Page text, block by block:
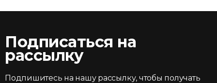
Подписаться на
рассылку
Подпишитесь на нашу рассылку, чтобы получать